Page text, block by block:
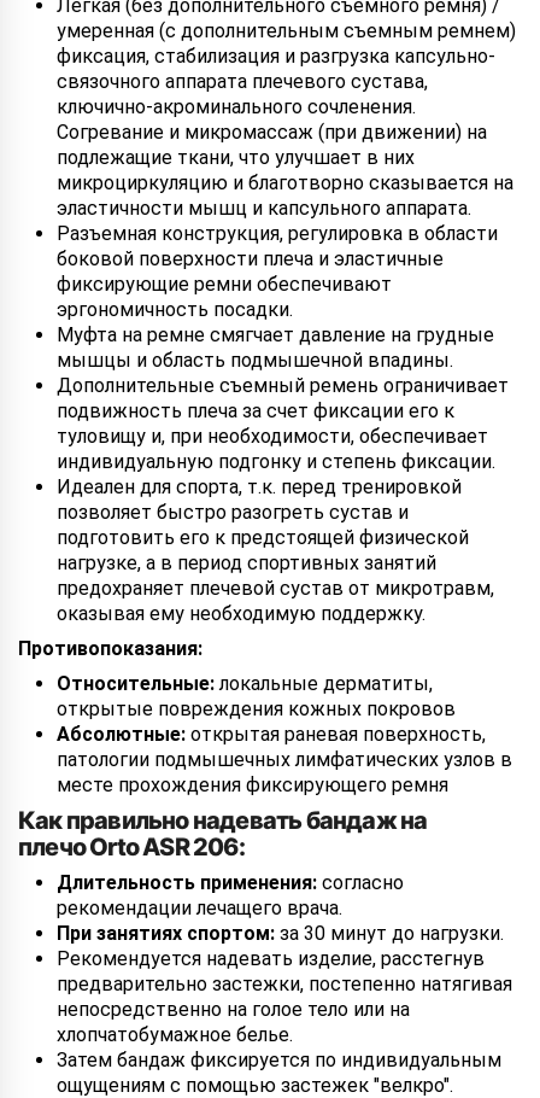
Легкая (без дополнительного съемного ремня) /
умеренная (с дополнительным съемным ремнем)
фиксация, стабилизация и разгрузка капсульно-
связочного аппарата плечевого сустава,
ключично-акроминального сочленения.
Согревание и микромассаж (при движении) на
подлежащие ткани, что улучшает в них
микроциркуляцию и благотворно сказывается на
эластичности мышц и капсульного аппарата.
Разъемная конструкция, регулировка в области
боковой поверхности плеча и эластичные
фиксирующие ремни обеспечивают
эргономичность посадки.
Муфта на ремне смягчает давление на грудные
мышцы и область подмышечной впадины.
Дополнительные съемный ремень ограничивает
подвижность плеча за счет фиксации его к
туловищу и, при необходимости, обеспечивает
индивидуальную подгонку и степень фиксации.
Идеален для спорта, т.к. перед тренировкой
позволяет быстро разогреть сустав и
подготовить его к предстоящей физической
нагрузке, а в период спортивных занятий
предохраняет плечевой сустав от микротравм,
оказывая ему необходимую поддержку.
Противопоказания:
Относительные:локальные дерматиты,
открытые повреждения кожных покровов
Абсолютные: открытая раневая поверхность,
патологии подмышечных лимфатических узлов в
месте прохождения фиксирующего ремня
Как правильно надевать бандаж на
плечо Orto ASR 206:
Длительность применения: согласно
рекомендации лечащего врача.
При занятиях спортом: за 30 минут до нагрузки.
Рекомендуется надевать изделие, расстегнув
предварительно застежки, постепенно натягивая
непосредственно на голое тело или на
хлопчатобумажное белье.
Затем бандаж фиксируется по индивидуальным
ощущениям с помощью застежек "велкро".